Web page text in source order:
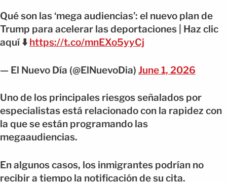
Qué son las ‘mega audiencias’: el nuevo plan de
Trump para acelerar las deportaciones | Haz clic
aquí ⬇️https://t.co/mnEXo5yyCj
— El Nuevo Día (@ElNuevoDia) June 1, 2026
Uno de los principales riesgos señalados por
especialistas está relacionado con la rapidez con
la que se están programando las
megaaudiencias.
En algunos casos, los inmigrantes podrían no
recibir a tiempo la notificación de su cita.